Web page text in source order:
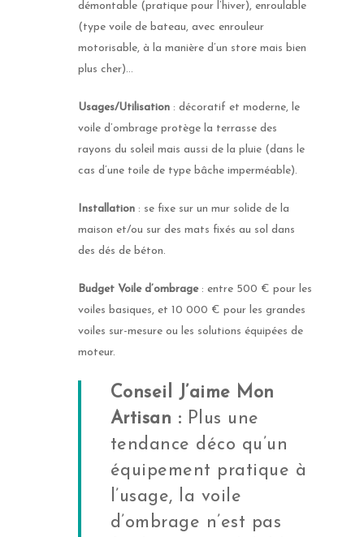
démontable (pratique pour l’hiver), enroulable
(type voile de bateau, avec enrouleur
motorisable, à la manière d’un store mais bien
plus cher)…
Usages/Utilisation : décoratif et moderne, le
voile d’ombrage protège la terrasse des
rayons du soleil mais aussi de la pluie (dans le
cas d’une toile de type bâche imperméable).
Installation : se fixe sur un mur solide de la
maison et/ou sur des mats fixés au sol dans
des dés de béton.
Budget Voile d’ombrage: entre 500 € pour les
voiles basiques, et 10 000 € pour les grandes
voiles sur-mesure ou les solutions équipées de
moteur.
Conseil J’aime Mon
Artisan : Plus une
tendance déco qu’un
équipement pratique à
l’usage, la voile
d’ombrage n’est pas